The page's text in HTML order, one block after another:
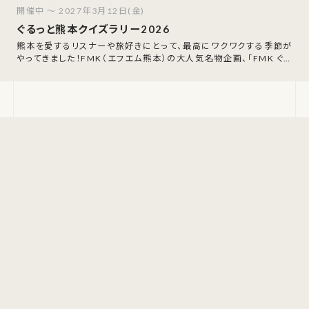
ぐるっと熊本クイズラリー2026
熊本を愛するリスナーや旅好きにとって、最高にワクワクする季節が
やってきました！FMK（エフエム熊本）の大人気名物企画、「FMK ぐる
開催中 ～ 2027年3月12日(金)